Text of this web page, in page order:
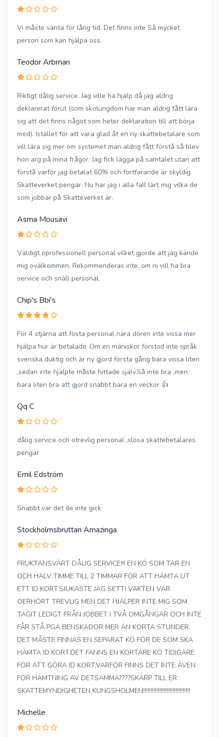
Vi måste vänta för lång tid. Det finns inte Så mycket
person som kan hjälpa oss.
Teodor Arbman
Riktigt dålig service. Jag ville ha hjälp då jag aldrig
deklarerat förut (som skolungdom har man aldrig fått lära
sig att det finns något som heter deklaration till att börja
med). Istället för att vara glad åt en ny skattebetalare som
vill lära sig mer om systemet man aldrig fått förstå så blev
hon arg på mina frågor. Jag fick lägga på samtalet utan att
förstå varför jag betalat 60% och fortfarande är skyldig
Skatteverket pengar. Nu har jag i alla fall lärt mig vilka de
som jobbar på Skatteverket är.
Asma Mousavi
Väldigt oprofessionell personal vilket gjorde att jag kände
mig ovälkommen. Rekommenderas inte, om ni vill ha bra
service och snäll personal.
Chip's Bbi's
För 4 stjärna att fösta personal nära dören inte vissa mer
hjälpa hur är betalade .Om en mäniskor förstod inte språk
svenska duktig och är ny gjord första gång bara vissa liten
,sedan inte hjälpte måste hittade själv.Så inte bra ,men
bara liten bra att gjord snabbt bara en veckor 👍
Qq C
dålig service och otrevlig personal ,slösa skattebetalares
pengar
Emil Edström
Snabbt var det de inte gick
Stockholmsbruttan Amazinga
FRUKTANSVÄRT DÅLIG SERVICE!!! EN KÖ SOM TAR EN
OCH HALV TIMME TILL 2 TIMMAR FÖR ATT HÄMTA UT
ETT ID KORT.SJUKASTE JAG SETT! VAKTEN VAR
OERHÖRT TREVLIG MEN DET HJÄLPER INTE MIG SOM
TAGIT LEDIGT FRÅN JOBBET I TVÅ OMGÅNGAR OCH INTE
FÅR STÅ PGA BENSKADOR MER ÄN KORTA STUNDER.
DET MÅSTE FINNAS EN SEPARAT KÖ FÖR DE SOM SKA
HÄMTA ID KORT.DET FANNS EN KORTARE KÖ TIDIGARE
FÖR ATT GÖRA ID KORT,VARFÖR FINNS DET INTE ÄVEN
FÖR HÄMTNING AV DETSAMMA????SKÄRP TILL ER
SKATTEMYNDIGHETEN KUNGSHOLMEN!!!!!!!!!!!!!!!!!!!!!!!!!!!!!!!!
Michelle